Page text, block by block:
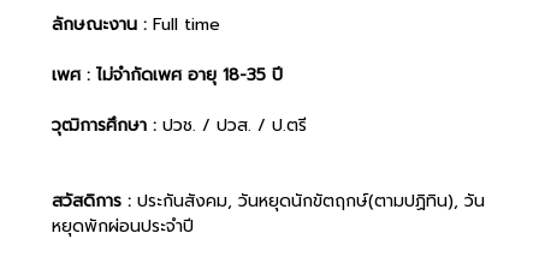
ลักษณะงาน : Full time
เพศ : ไม่จำกัดเพศ อายุ 18-35 ปี
วุฒิการศึกษา : ปวช. / ปวส. / ป.ตรี
สวัสดิการ : ประกันสังคม, วันหยุดนักขัตฤกษ์(ตามปฏิทิน), วัน
หยุดพักผ่อนประจำปี